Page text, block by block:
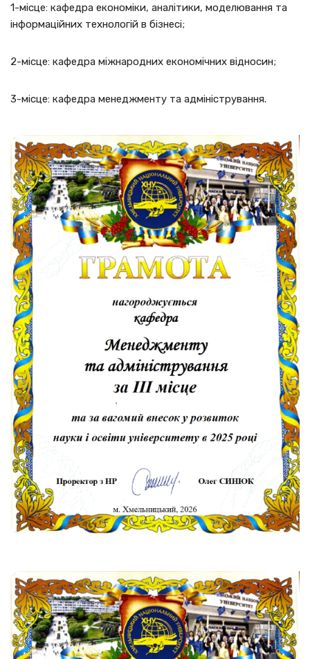
1-місце: кафедра економіки, аналітики, моделювання та
інформаційних технологій в бізнесі;
2-місце: кафедра міжнародних економічних відносин;
3-місце: кафедра менеджменту та адміністрування.